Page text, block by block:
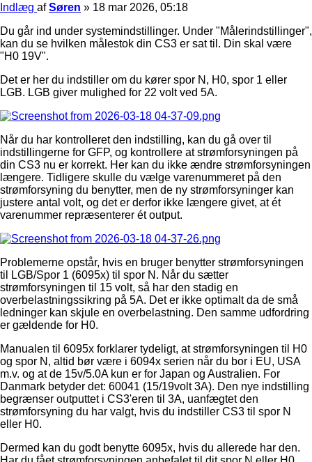
Indlæg afSøren » 18 mar 2026, 05:18
Du går ind under systemindstillinger. Under "Målerindstillinger",
kan du se hvilken målestok din CS3 er sat til. Din skal være
"H0 19V".
Det er her du indstiller om du kører spor N, H0, spor 1 eller
LGB. LGB giver mulighed for 22 volt ved 5A.
Når du har kontrolleret den indstilling, kan du gå over til
indstillingerne for GFP, og kontrollere at strømforsyningen på
din CS3 nu er korrekt. Her kan du ikke ændre strømforsyningen
længere. Tidligere skulle du vælge varenummeret på den
strømforsyning du benytter, men de ny strømforsyninger kan
justere antal volt, og det er derfor ikke længere givet, at ét
varenummer repræsenterer ét output.
Problemerne opstår, hvis en bruger benytter strømforsyningen
til LGB/Spor 1 (6095x) til spor N. Når du sætter
strømforsyningen til 15 volt, så har den stadig en
overbelastningssikring på 5A. Det er ikke optimalt da de små
ledninger kan skjule en overbelastning. Den samme udfordring
er gældende for H0.
Manualen til 6095x forklarer tydeligt, at strømforsyningen til H0
og spor N, altid bør være i 6094x serien når du bor i EU, USA
m.v. og at de 15v/5.0A kun er for Japan og Australien. For
Danmark betyder det: 60041 (15/19volt 3A). Den nye indstilling
begrænser outputtet i CS3'eren til 3A, uanfægtet den
strømforsyning du har valgt, hvis du indstiller CS3 til spor N
eller H0.
Dermed kan du godt benytte 6095x, hvis du allerede har den.